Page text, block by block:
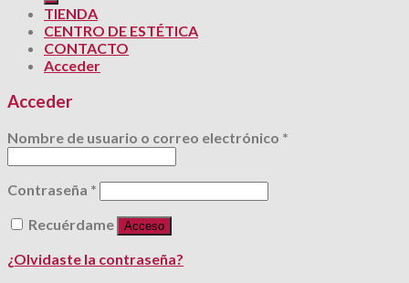
TIENDA
CENTRO DE ESTÉTICA
CONTACTO
Acceder
Acceder
Nombre de usuario o correo electrónico *
Contraseña *
Recuérdame
Acceso
¿Olvidaste la contraseña?